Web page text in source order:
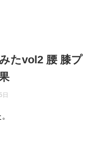
たvol2 腰 膝プ
日